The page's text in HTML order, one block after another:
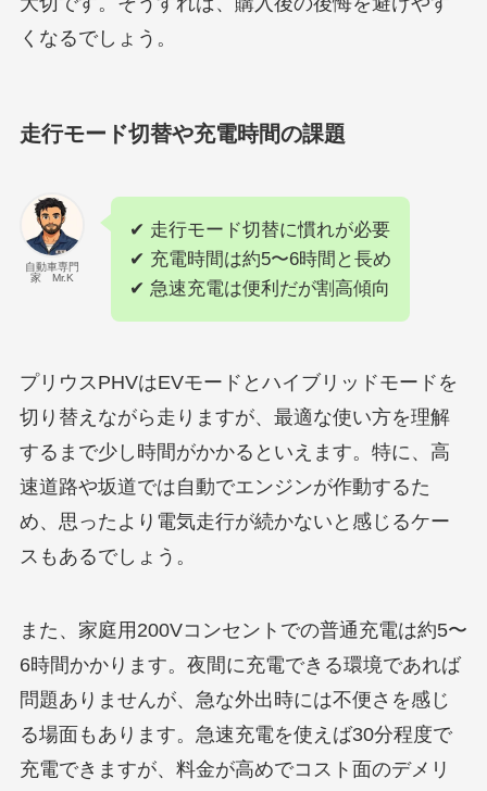
くなるでしょう。
走行モード切替や充電時間の課題
自動車専門
家 Mr.K
✔ 走行モード切替に慣れが必要
✔ 充電時間は約5〜6時間と長め
✔ 急速充電は便利だが割高傾向
プリウスPHVはEVモードとハイブリッドモードを
切り替えながら走りますが、最適な使い方を理解
するまで少し時間がかかるといえます。特に、高
速道路や坂道では自動でエンジンが作動するた
め、思ったより電気走行が続かないと感じるケー
スもあるでしょう。
また、家庭用200Vコンセントでの普通充電は約5〜
6時間かかります。夜間に充電できる環境であれば
問題ありませんが、急な外出時には不便さを感じ
る場面もあります。急速充電を使えば30分程度で
充電できますが、料金が高めでコスト面のデメリ